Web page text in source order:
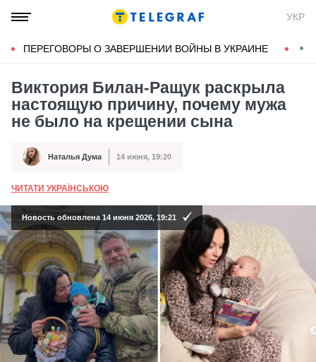
УКР
ПЕРЕГОВОРЫ О ЗАВЕРШЕНИИ ВОЙНЫ В УКРАИНЕ
Виктория Билан-Ращук раскрыла
настоящую причину, почему мужа
не было на крещении сына
Автор Наталья Дума
Дата публикации 14 июня, 19:20
ЧИТАТИ УКРАЇНСЬКОЮ
Новость обновлена 14 июня 2026, 19:21